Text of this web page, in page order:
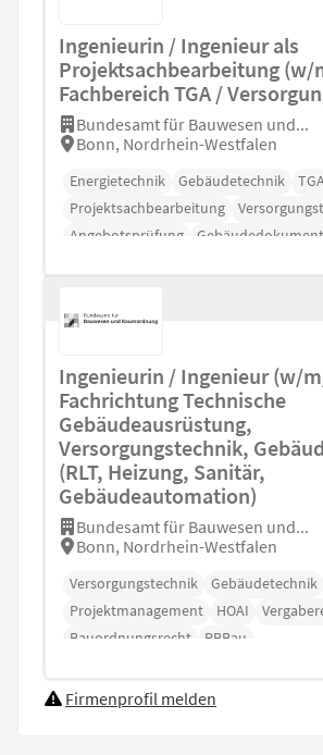
Ingenieurin / Ingenieur als
Projektsachbearbeitung (w/
Fachbereich TGA /
Bundesamt für Bauwesen und...
Bonn, Nordrhein-Westfalen
Energietechnik Gebäudetechnik
TGA
Projektsachbearbeitung
Angebotsprüfung
Ingenieurin / Ingenieur (w/
Fachrichtung Technische
Gebäudeausrüstung,
Versorgungstechnik,
(RLT, Heizung, Sanitär,
Gebäudeautomation)
Bundesamt für Bauwesen und...
Bonn, Nordrhein-Westfalen
Versorgungstechnik
Gebäudetechnik
Projektmanagement
HOAI
Bauordnungsrecht
RBBau
Firmenprofil melden